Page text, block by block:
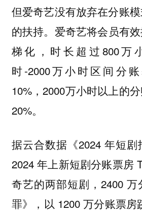
但爱奇艺没有放弃在分账
的扶持。 爱奇艺将会员有
梯化，时长超过800万
时-2000万小时区间分
10%，2000万小时以上的
20%。
据云合数据《2024 年短
2024 年上新短剧分账票房
奇艺的两部短剧，2400
罪》，以 1200 万分账票房